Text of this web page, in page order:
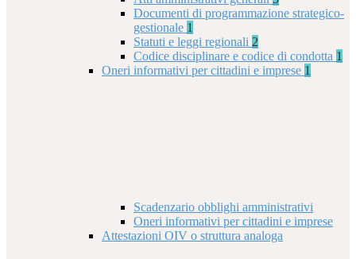
Documenti di programmazione strategico-
gestionale 1
Statuti e leggi regionali 2
Codice disciplinare e codice di condotta 1
Oneri informativi per cittadini e imprese 1
Scadenzario obblighi amministrativi
Oneri informativi per cittadini e imprese
Attestazioni OIV o struttura analoga